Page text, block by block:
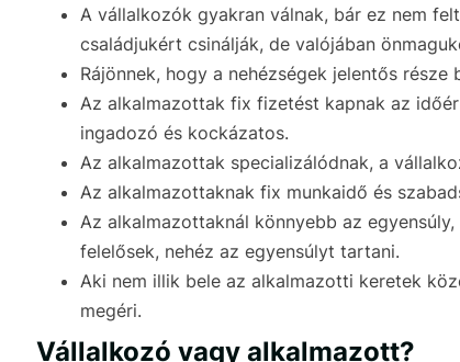
A vállalkozók gyakran válnak, bár ez nem
családjukért csinálják, de valójában
Rájönnek, hogy a nehézségek jelentős
Az alkalmazottak fix fizetést kapnak az
ingadozó és kockázatos.
Az alkalmazottak specializálódnak, a
Az alkalmazottaknak fix munkaidő és
Az alkalmazottaknál könnyebb az
felelősek, nehéz az egyensúlyt tartani.
Aki nem illik bele az alkalmazotti keretek
megéri.
Vállalkozó vagy alkalmazott?